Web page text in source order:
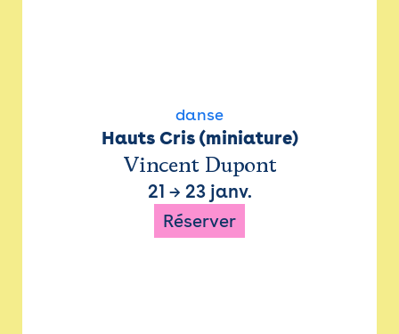
danse
Hauts Cris (miniature)
Vincent Dupont
21 → 23 janv.
Réserver